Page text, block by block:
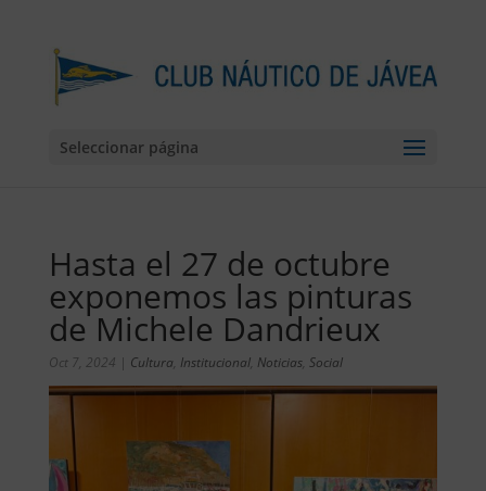
Seleccionar página
Hasta el 27 de octubre
exponemos las pinturas
de Michele Dandrieux
Oct 7, 2024 | Cultura Institucional, Noticias, Social